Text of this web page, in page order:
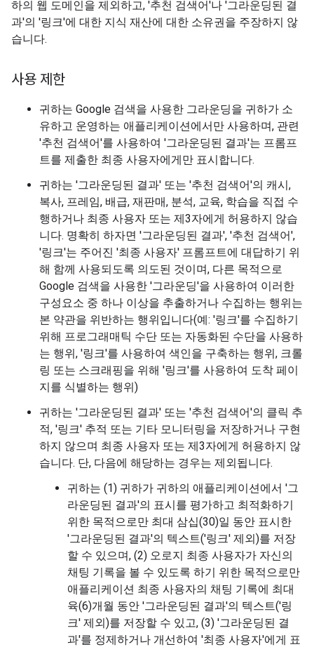
하의 웹 도메인을 제외하고, '추천 검색어'나 '그라운딩된 결
과'의 '링크'에 대한 지식 재산에 대한 소유권을 주장하지 않
습니다.
사용 제한
귀하는 Google 검색을 사용한 그라운딩을 귀하가 소
유하고 운영하는 애플리케이션에서만 사용하며, 관련
'추천 검색어'를 사용하여 '그라운딩된 결과'는 프롬프
트를 제출한 최종 사용자에게만 표시합니다.
귀하는 '그라운딩된 결과' 또는 '추천 검색어'의 캐시,
복사, 프레임, 배급, 재판매, 분석, 교육, 학습을 직접 수
행하거나 최종 사용자 또는 제3자에게 허용하지 않습
니다. 명확히 하자면 '그라운딩된 결과', '추천 검색어',
'링크'는 주어진 '최종 사용자' 프롬프트에 대답하기 위
해 함께 사용되도록 의도된 것이며, 다른 목적으로
Google 검색을 사용한 '그라운딩'을 사용하여 이러한
구성요소 중 하나 이상을 추출하거나 수집하는 행위는
본 약관을 위반하는 행위입니다(예: '링크'를 수집하기
위해 프로그래매틱 수단 또는 자동화된 수단을 사용하
는 행위, '링크'를 사용하여 색인을 구축하는 행위, 크롤
링 또는 스크래핑을 위해 '링크'를 사용하여 도착 페이
지를 식별하는 행위)
귀하는 '그라운딩된 결과' 또는 '추천 검색어'의 클릭 추
적, '링크' 추적 또는 기타 모니터링을 저장하거나 구현
하지 않으며 최종 사용자 또는 제3자에게 허용하지 않
습니다. 단, 다음에 해당하는 경우는 제외됩니다.
귀하는 (1) 귀하가 귀하의 애플리케이션에서 '그
라운딩된 결과'의 표시를 평가하고 최적화하기
위한 목적으로만 최대 삼십(30)일 동안 표시한
'그라운딩된 결과'의 텍스트('링크' 제외)를 저장
할 수 있으며, (2) 오로지 최종 사용자가 자신의
채팅 기록을 볼 수 있도록 하기 위한 목적으로만
애플리케이션 최종 사용자의 채팅 기록에 최대
육(6)개월 동안 '그라운딩된 결과'의 텍스트('링
크' 제외)를 저장할 수 있고, (3) '그라운딩된 결
과'를 정제하거나 개선하여 '최종 사용자'에게 표